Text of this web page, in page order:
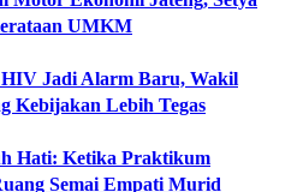
UMKM
HIV Jadi Alarm Baru, Wakil
Kebijakan Lebih Tegas
Hati: Ketika Praktikum
Semai Empati Murid